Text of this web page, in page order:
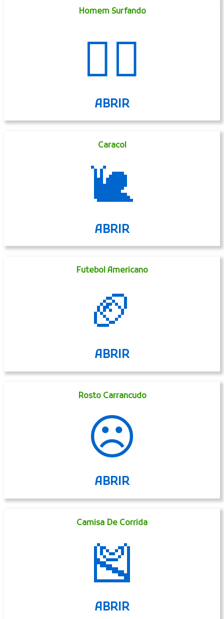
Homem Surfando
🏄‍♂️
ABRIR
Caracol
🐌
ABRIR
Futebol Americano
🏈
ABRIR
Rosto Carrancudo
☹
ABRIR
Camisa De Corrida
🎽
ABRIR